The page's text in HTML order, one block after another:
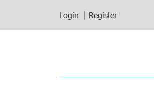
Login Register